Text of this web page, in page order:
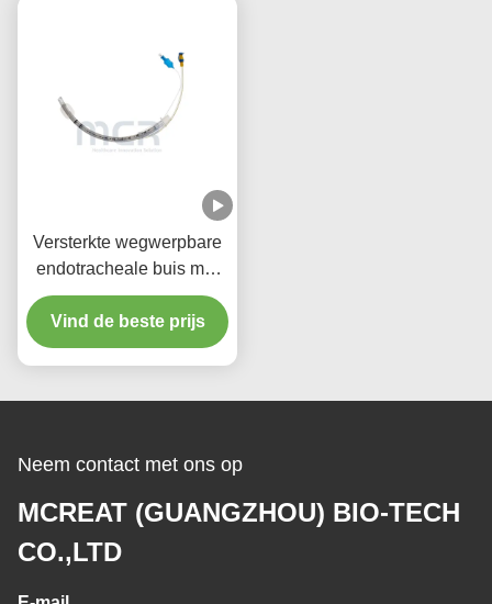
Versterkte wegwerpbare
endotracheale buis met
zuigpoort micro dunne
PU-manschetten
Vind de beste prijs
Neem contact met ons op
MCREAT (GUANGZHOU) BIO-TECH
CO.,LTD